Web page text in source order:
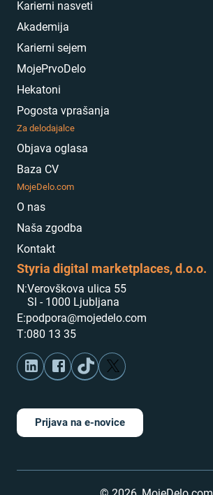
Karierni nasveti
Akademija
Karierni sejem
MojePrvoDelo
Hekatoni
Pogosta vprašanja
Za delodajalce
Objava oglasa
Baza CV
MojeDelo.com
O nas
Naša zgodba
Kontakt
Styria digital marketplaces, d.o.o.
N:Verovškova ulica 55
Sl - 1000 Ljubljana
E:podpora@mojedelo.com
T:080 13 35
Prijava na e-novice